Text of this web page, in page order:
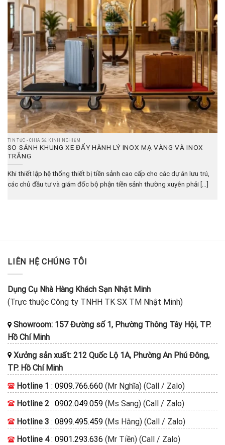
TIN TỨC - CHIA SẺ KINH NGHIỆM
SO SÁNH KHUNG XE ĐẨY HÀNH LÝ INOX MẠ VÀNG VÀ INOX
TRẮNG
Khi thiết lập hệ thống thiết bị tiền sảnh cao cấp cho các dự án lưu trú,
các chủ đầu tư và giám đốc bộ phận tiền sảnh thường xuyên phải [...]
LIÊN HỆ CHÚNG TÔI
Dụng Cụ Nhà Hàng Khách Sạn Nhật Minh
(Trực thuộc Công ty TNHH TK SX TM Nhật Minh)
Showroom: 157 Đường số 1, Phường Thông Tây Hội, TP.
Hồ Chí Minh
Xưởng sản xuất: 212 Quốc Lộ 1A, Phường An Phú Đông,
TP. Hồ Chí Minh
Hotline 1 : 0909.766.660 (Mr Nghĩa) (Call / Zalo)
Hotline 2 : 0902.049.059 (Ms Sang) (Call / Zalo)
Hotline 3 : 0899.495.459 (Ms Hằng) (Call / Zalo)
Hotline 4: 0901.293.636 (Mr Tiền) (Call / Zalo)